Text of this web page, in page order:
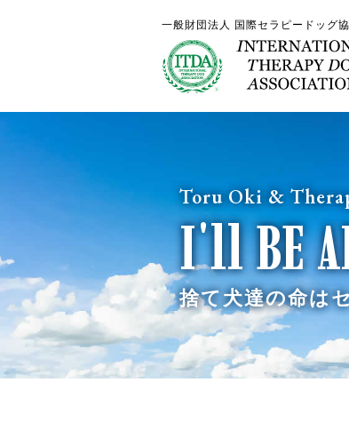
一般財団法人 国際セラピードッグ
Toru Oki &
I'll BE
捨て犬達の命は